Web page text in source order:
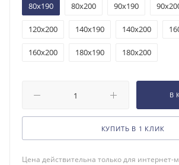
80x190
80x200 90x190
120x200 140x190 140x200
160x200 180x190 180x200
В
КУПИТЬ В 1 КЛИК
Цена действительна только для интернет-